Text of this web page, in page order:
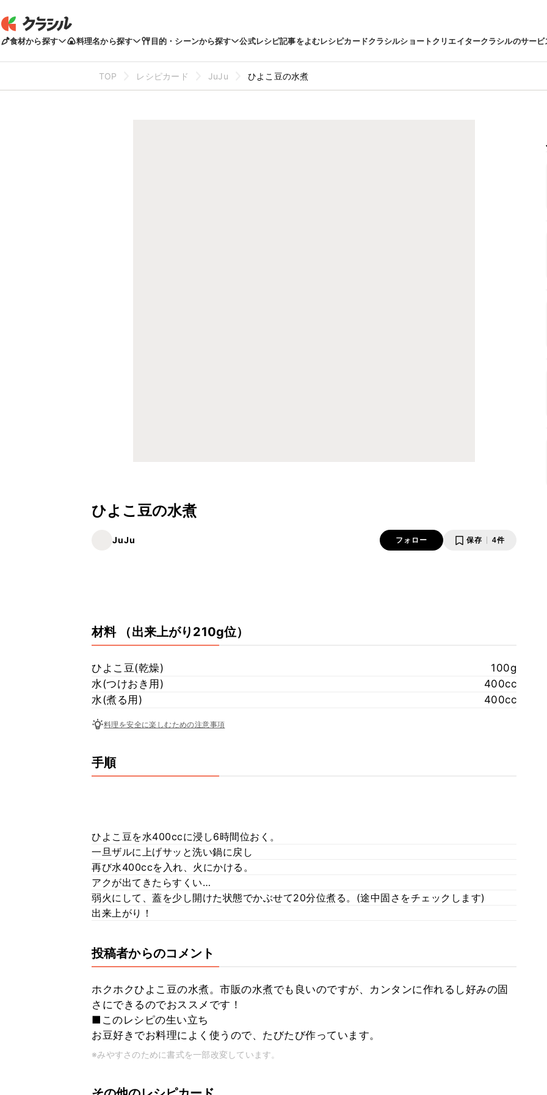
食材から探す 料理名から探す 目的・シーンから探す 公式レシピ記事をよむレシピカードクラシルショートクリエイタークラシルのサービ
TOP レシピカード JuJu ひよこ豆の水煮
ひよこ豆の水煮
JuJu フォロー 保存 4件
材料 （出来上がり210g位）
ひよこ豆(乾燥)
100g
水(つけおき用)
400cc
水(煮る用)
400cc
料理を安全に楽しむための注意事項
手順
ひよこ豆を水400ccに浸し6時間位おく。
一旦ザルに上げサッと洗い鍋に戻し
再び水400ccを入れ、火にかける。
アクが出てきたらすくい…
弱火にして、蓋を少し開けた状態でかぶせて20分位煮る。(途中固さをチェックします)
出来上がり！
投稿者からのコメント
ホクホクひよこ豆の水煮。市販の水煮でも良いのですが、カンタンに作れるし好みの固
さにできるのでおススメです！
■このレシピの生い立ち
お豆好きでお料理によく使うので、たびたび作っています。
※みやすさのために書式を一部改変しています。